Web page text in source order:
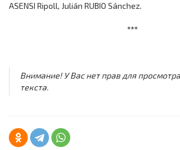
ASENSI Ripoll, Julián RUBIO Sánchez.
***
Внимание! У Вас нет прав для
текста.